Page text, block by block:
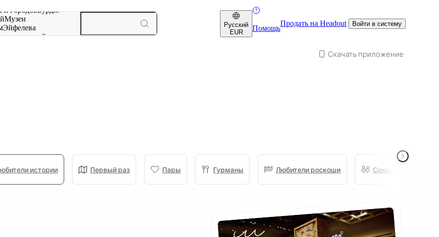
и городовБурдж-
Музеи
Эйфелева
мероприятий и
Русский
EUR
Помощь
Продать на Headout Войти в систему
Скачать приложение
истории Первый раз Пары Гурманы Любители роскоши Семьи